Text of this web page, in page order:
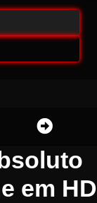
em HD